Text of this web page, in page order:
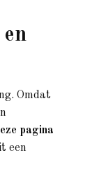
Omdat
pagina
een